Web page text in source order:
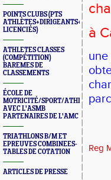
POINTS CLUBS (PTS
ATHLÈTES+DIRIGEANTS+BONUS
LICENCIÉS)
ATHLETES CLASSES
(COMPÉTITION)
BAREMES DE
CLASSEMENTS
ÉCOLE DE
MOTRICITÉ/SPORT/ATHLÉ
AVEC L'ASMB
PARTENAIRES DE L'AMC
TRIATHLONS B/M ET
EPREUVES COMBINEES-
TABLES DE COTATION
ARTICLES DE PRESSE
à
Reg